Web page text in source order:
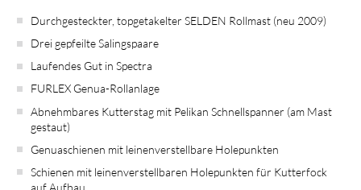
Durchgesteckter, topgetakelter SELDEN Rollmast (neu 2009)
Drei gepfeilte Salingspaare
Laufendes Gut in Spectra
FURLEX Genua-Rollanlage
Abnehmbares Kutterstag mit Pelikan Schnellspanner (am Mast
gestaut)
Genuaschienen mit leinenverstellbare Holepunkten
Schienen mit leinenverstellbaren Holepunkten für Kutterfock
auf Aufbau